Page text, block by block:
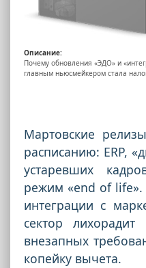
Описание:
Почему обновления «ЭДО» и
главным ньюсмейкером стала
Мартовские
расписанию: ERP,
устаревших
режим «end of
интеграции с
сектор
внезапных
копейку вычета.